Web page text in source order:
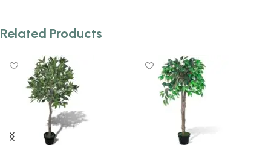
Related Products